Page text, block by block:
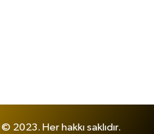
2023. Her hakkı saklıdır.